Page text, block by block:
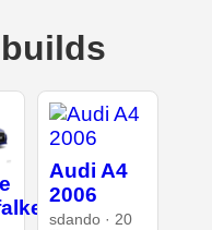
Audi A4
2006
sdando · 20